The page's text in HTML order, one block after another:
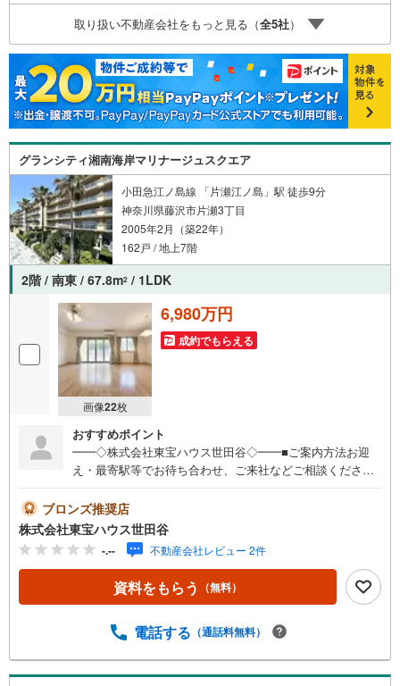
ですお客様のこだわりを聞かせてください！■ ご来店時に
はお車の無料提携駐車場ございます。詳しくは営業スタッ
フまでお問合せくださいませ！■周辺の教育施設やスーパ
ー、ドラックストア等の情報、災害情報等がわかる「物件
レポート」お渡します■他の物件と併せてご案内もOK-ご自
宅や指定場所から無料送迎もOK-当日見学もOKです!!
取り扱い不動産会社をもっと見る（全5社）
グランシティ湘南海岸マリナージュスクエア
小田急江ノ島線 「片瀬江ノ島」駅 徒歩9分
神奈川県藤沢市片瀬3丁目
2005年2月（築22年）
162戸 / 地上7階
2階 / 南東 / 67.8m2 / 1LDK
画像22枚
6,980万円
成約でもらえる
おすすめポイント
━━◇株式会社東宝ハウス世田谷◇━━■ご案内方法お迎
え・最寄駅等でお待ち合わせ、ご来社などご相談くださ
をいたします。■ご予約方法直接お電話ください。メールで
のご予約も承ります。突然のご来店でも対応可能です。事
前に鍵の手配が必要な場合がございます。お早目にご連絡
をいただけると、大変スムーズです。■その他、各種ご相談
もお気軽にどうぞ！◎ファイナンシャルプランナーによる
ライフシミュレーション・生活収支のキャッシュフローを
た資金計画のご提案・効果的な生命保険の見直し ◎住宅ロ
するのが効果的？・どこの銀行で借りるとお得なの？・適
ブロンズ推奨店
株式会社東宝ハウス世田谷
-.-- 不動産会社レビュー 2件
資料をもらう （無料）
電話する （通話料無料）